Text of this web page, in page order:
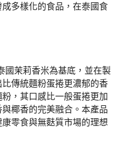
多樣化的食品，在泰國食
國茉莉香米為基底，並在製
傳統麵粉蛋捲更濃郁的香
，其口感比一般蛋捲更加
椰香的完美融合。本產品
零食與無麩質市場的理想